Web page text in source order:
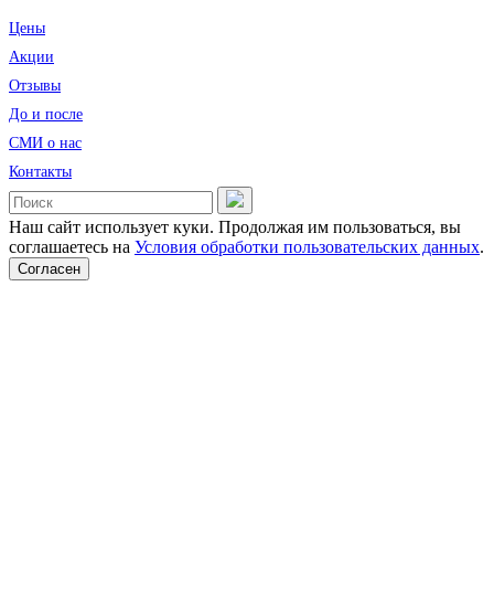
Цены
Акции
Отзывы
До и после
CМИ о нас
Контакты
Наш сайт использует куки. Продолжая им пользоваться, вы
соглашаетесь на Условия обработки пользовательских данных.